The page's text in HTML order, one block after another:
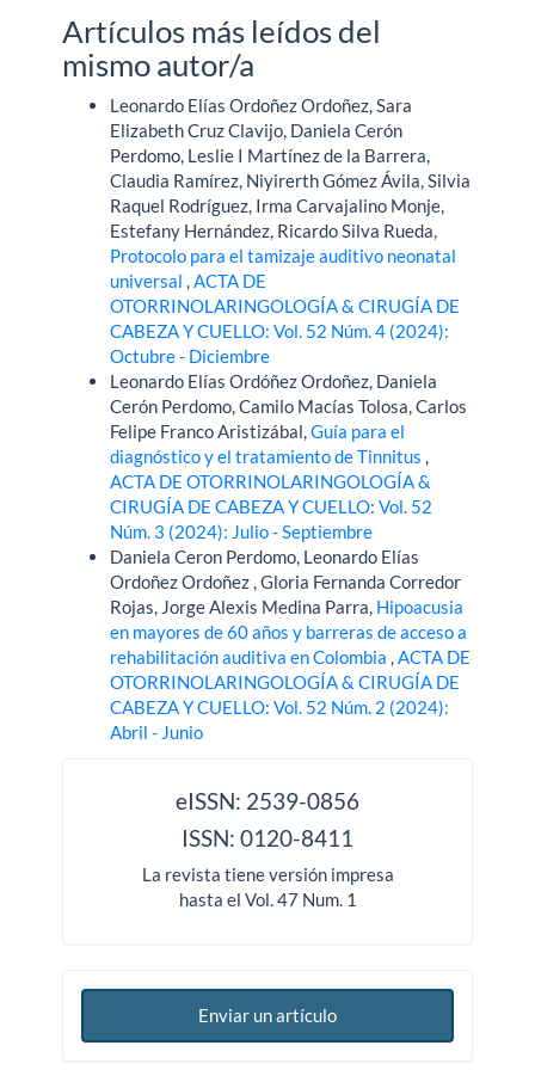
Artículos más leídos del
mismo autor/a
Leonardo Elías Ordoñez Ordoñez, Sara
Elizabeth Cruz Clavijo, Daniela Cerón
Perdomo, Leslie I Martínez de la Barrera,
Claudia Ramírez, Niyirerth Gómez Ávila, Silvia
Raquel Rodríguez, Irma Carvajalino Monje,
Estefany Hernández, Ricardo Silva Rueda,
Protocolo para el tamizaje auditivo neonatal
universal,ACTA DE
OTORRINOLARINGOLOGÍA & CIRUGÍA DE
CABEZA Y CUELLO: Vol. 52 Núm. 4 (2024):
Octubre - Diciembre
Leonardo Elías Ordóñez Ordoñez, Daniela
Cerón Perdomo, Camilo Macías Tolosa, Carlos
Felipe Franco Aristizábal,Guía para el
diagnóstico y el tratamiento de Tinnitus,
ACTA DE OTORRINOLARINGOLOGÍA &
CIRUGÍA DE CABEZA Y CUELLO: Vol. 52
Núm. 3 (2024): Julio - Septiembre
Daniela Ceron Perdomo, Leonardo Elías
Ordoñez Ordoñez , Gloria Fernanda Corredor
Rojas, Jorge Alexis Medina Parra, Hipoacusia
en mayores de 60 años y barreras de acceso a
rehabilitación auditiva en Colombia,ACTA DE
OTORRINOLARINGOLOGÍA & CIRUGÍA DE
CABEZA Y CUELLO: Vol. 52 Núm. 2 (2024):
Abril - Junio
eISSN: 2539-0856
ISSN: 0120-8411
La revista tiene versión impresa
hasta el Vol. 47 Num. 1
Enviar un artículo